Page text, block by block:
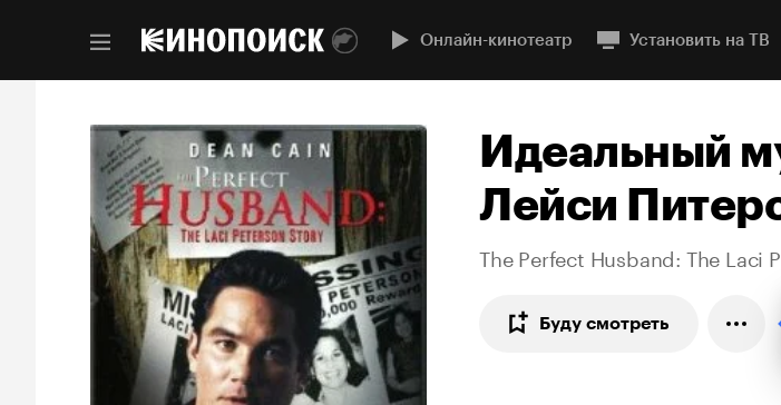
Онлайн-кинотеатр Установить на ТВ
Идеальный
Лейси
The Perfect Husband: The Laci
Буду смотреть